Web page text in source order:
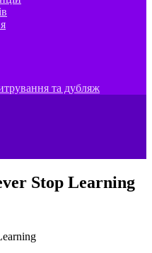
та дубляж
Stop Learning